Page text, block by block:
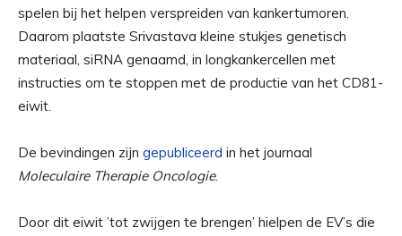
spelen bij het helpen verspreiden van kankertumoren.
Daarom plaatste Srivastava kleine stukjes genetisch
materiaal, siRNA genaamd, in longkankercellen met
instructies om te stoppen met de productie van het CD81-
eiwit.
De bevindingen zijn gepubliceerd in het journaal
Moleculaire Therapie Oncologie.
Door dit eiwit ’tot zwijgen te brengen’ hielpen de EV’s die